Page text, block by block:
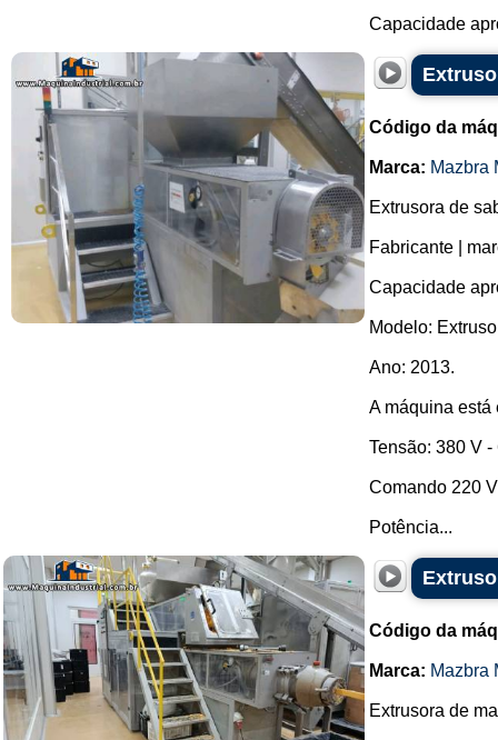
Capacidade
Código da
Marca: Mazbra
Extrusora de
Fabricante |
Capacidade
Modelo:
Ano: 2013.
A máquina está
Tensão: 380 V -
Comando 220
Potência...
Código da
Marca: Mazbra
Extrusora de